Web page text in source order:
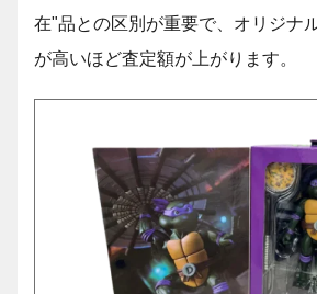
在"品との区別が重要で、オリジナ
が高いほど査定額が上がります。